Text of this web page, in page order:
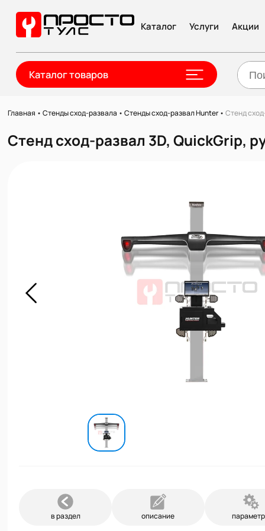
Каталог Услуги Акции
Каталог товаров
Главная •Стенды сход-развала •Стенды сход-развал Hunter •Стенд
Стенд сход-развал 3D, QuickGrip,
в раздел описание